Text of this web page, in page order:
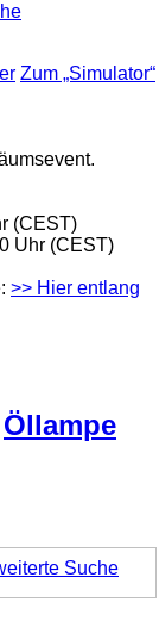
Zum „Simulator“
(CEST)
Uhr (CEST)
>> Hier entlang
Öllampe
Suche